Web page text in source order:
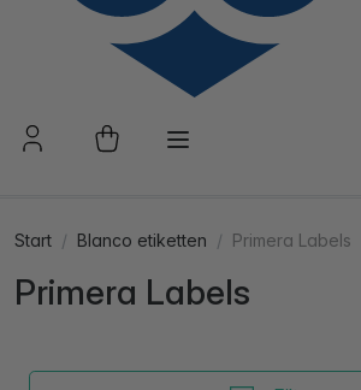
Start Blanco etiketten Primera Labels
Primera Labels